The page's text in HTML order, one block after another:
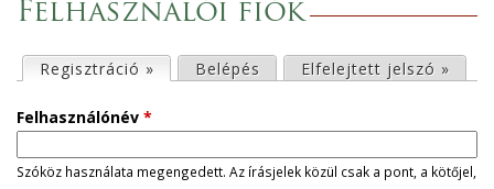
hely
Felhasználói fiók
l
s
Regisztráció » (aktív fül)
Belépés Elfelejtett jelszó »
Felhasználónév *
Szóköz használata megengedett. Az írásjelek közül csak a pont, a kötőjel,